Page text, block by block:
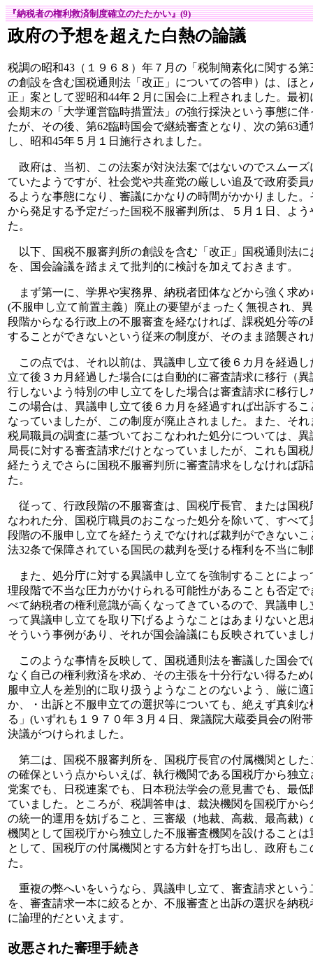
『納税者の権利救済制度確立のたたかい』(9)
政府の予想を超えた白熱の論議
税調の昭和43（１９６８）年７月の「税制簡素化に関する
の創設を含む国税通則法「改正」についての答申）は、ほ
正」案として翌昭和44年２月に国会に上程されました。最
会期末の「大学運営臨時措置法」の強行採決という事態に
たが、その後、第62臨時国会で継続審査となり、次の第63
し、昭和45年５月１日施行されました。
政府は、当初、この法案が対決法案ではないのでスムー
ていたようですが、社会党や共産党の厳しい追及で政府委
るような事態になり、審議にかなりの時間がかかりました
から発足する予定だった国税不服審判所は、５月１日、よ
た。
以下、国税不服審判所の創設を含む「改正」国税通則法
を、国会論議を踏まえて批判的に検討を加えておきます。
まず第一に、学界や実務界、納税者団体などから強く求め
(不服申し立て前置主義）廃止の要望がまったく無視され、
段階からなる行政上の不服審査を経なければ、課税処分等
することができないという従来の制度が、そのまま踏襲され
この点では、それ以前は、異議申し立て後６カ月を経過
立て後３カ月経過した場合には自動的に審査請求に移行（
行しないよう特別の申し立てをした場合は審査請求に移行
この場合は、異議申し立て後６カ月を経過すれば出訴する
なっていましたが、この制度が廃止されました。また、そ
税局職員の調査に基づいておこなわれた処分については、
局長に対する審査請求だけとなっていましたが、これも国
経たうえでさらに国税不服審判所に審査請求をしなければ
た。
従って、行政段階の不服審査は、国税庁長官、または国
なわれた分、国税庁職員のおこなった処分を除いて、すべ
段階の不服申し立てを経たうえでなければ裁判ができない
法32条で保障されている国民の裁判を受ける権利を不当に
また、処分庁に対する異議申し立てを強制することによ
理段階で不当な圧力がかけられる可能性があることも否定
べて納税者の権利意識が高くなってきているので、異議申
って異議申し立てを取り下げるようなことはあまりないと
そういう事例があり、それが国会論議にも反映されていまし
このような事情を反映して、国税通則法を審議した国会
なく自己の権利救済を求め、その主張を十分行ない得るた
服申立人を差別的に取り扱うようなことのないよう、厳に
か、・出訴と不服申立ての選択等についても、絶えず真剣
る」(いずれも１９７０年３月４日、衆議院大蔵委員会の附
決議がつけられました。
第二は、国税不服審判所を、国税庁長官の付属機関とし
の確保という点からいえば、執行機関である国税庁から独
党案でも、日税連案でも、日本税法学会の意見書でも、最
ていました。ところが、税調答申は、裁決機関を国税庁か
の統一的運用を妨げること、三審級（地裁、高裁、最高裁
機関として国税庁から独立した不服審査機関を設けること
として、国税庁の付属機関とする方針を打ち出し、政府も
た。
重複の弊へいをいうなら、異議申し立て、審査請求という
を、審査請求一本に絞るとか、不服審査と出訴の選択を納
に論理的だといえます。
改悪された審理手続き